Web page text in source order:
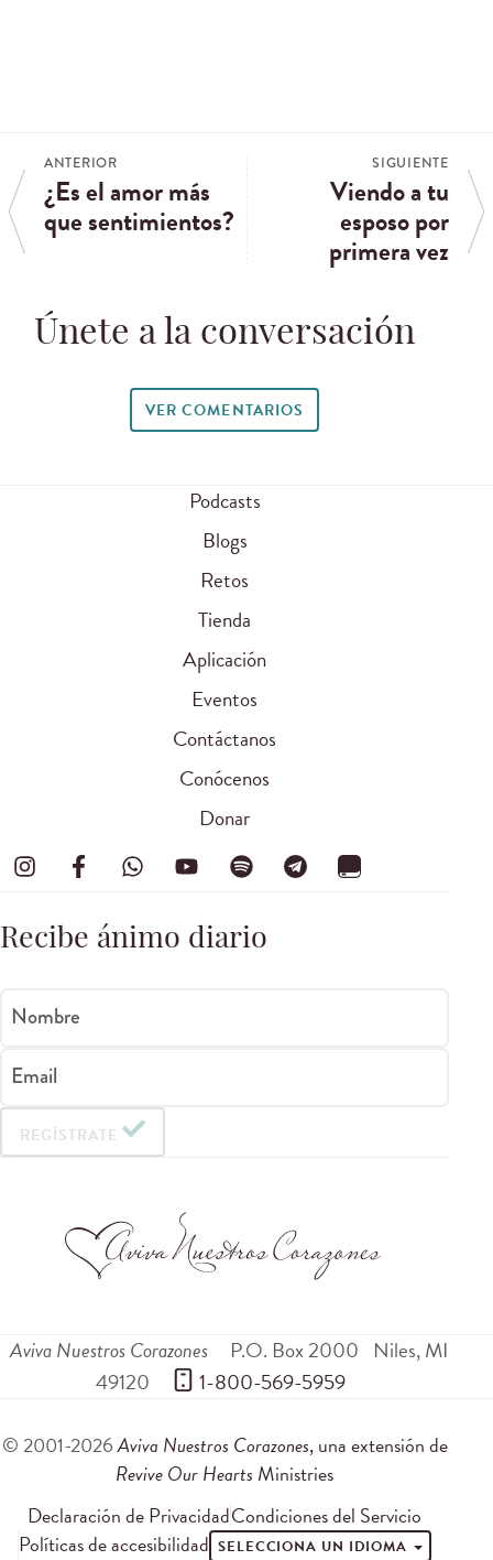
ANTERIOR
¿Es el amor más
que sentimientos?
SIGUIENTE
Viendo a tu
esposo por
primera vez
Únete a la conversación
VER COMENTARIOS
Podcasts
Blogs
Retos
Tienda
Aplicación
Eventos
Contáctanos
Conócenos
Donar
Recibe ánimo diario
Nombre
Email
REGÍSTRATE
Aviva Nuestros Corazones P.O. Box 2000 Niles,MI
49120
1-800-569-5959
© 2001-2026Aviva Nuestros Corazones, una extensión de
Revive Our Hearts Ministries
Declaración de PrivacidadCondiciones del Servicio
Políticas de accesibilidad SELECCIONA UN IDIOMA